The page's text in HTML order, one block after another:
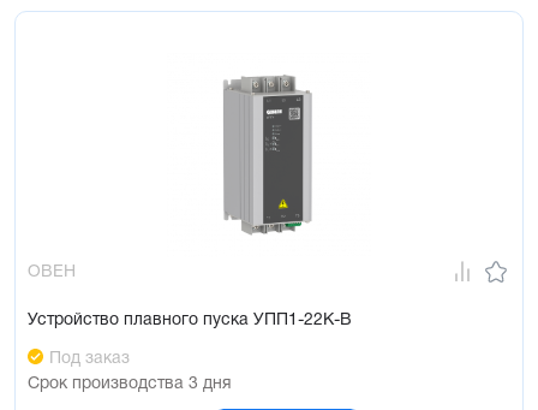
ОВЕН
Устройство плавного пуска УПП1-22К-В
Под заказ
Срок производства 3 дня